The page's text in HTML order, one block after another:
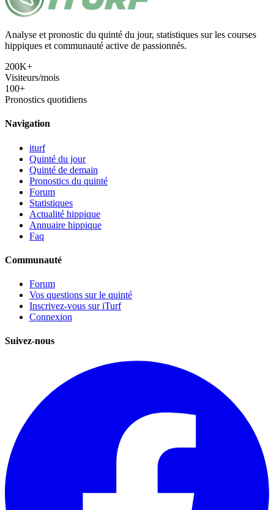
Analyse et pronostic du quinté du jour, statistiques sur les courses
hippiques et communauté active de passionnés.
200K+
Visiteurs/mois
100+
Pronostics quotidiens
Navigation
iturf
Quinté du jour
Quinté de demain
Pronostics du quinté
Forum
Statistiques
Actualité hippique
Annuaire hippique
Faq
Communauté
Forum
Vos questions sur le quinté
Inscrivez-vous sur iTurf
Connexion
Suivez-nous